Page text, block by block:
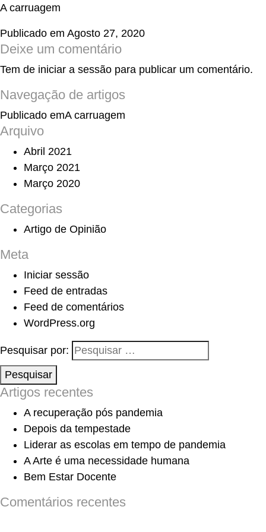
A carruagem
Publicado em Agosto 27, 2020
Deixe um comentário
Tem de iniciar a sessão para publicar um comentário.
Navegação de artigos
Publicado emA carruagem
Arquivo
Abril 2021
Março 2021
Março 2020
Categorias
Artigo de Opinião
Meta
Iniciar sessão
Feed de entradas
Feed de comentários
WordPress.org
Pesquisar por:
Pesquisar
Artigos recentes
A recuperação pós pandemia
Depois da tempestade
Liderar as escolas em tempo de pandemia
A Arte é uma necessidade humana
Bem Estar Docente
Comentários recentes